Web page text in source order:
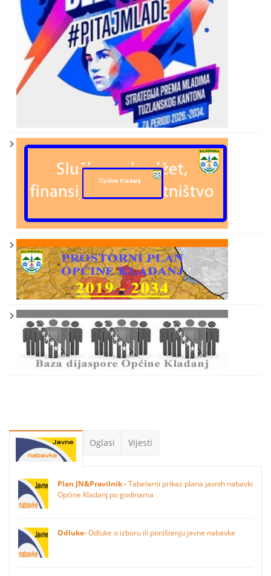
Oglasi Vijesti
Plan JN&Pravilnik -Tabelarni prikaz plana javnih nabavki
Općine Kladanj po godinama
Odluke-Odluke o izboru ili poništenju javne nabavke